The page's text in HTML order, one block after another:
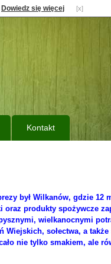
Dowiedz się więcej [x]
Kontakt
był Wilkanów, gdzie 12
produkty spożywcze
wielkanocnymi
Wiejskich, sołectwa, a
nie tylko smakiem, ale